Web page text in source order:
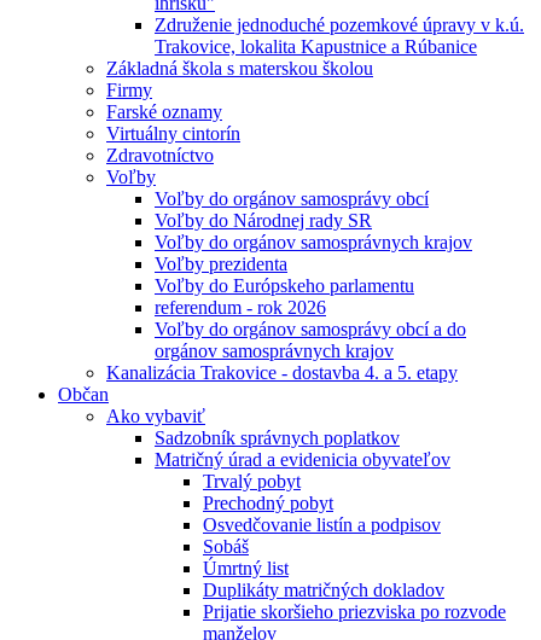
Združenie jednoduché pozemkové úpravy v k.ú.
Trakovice, lokalita Kapustnice a Rúbanice
Základná škola s materskou školou
Firmy
Farské oznamy
Virtuálny cintorín
Zdravotníctvo
Voľby
Voľby do orgánov samosprávy obcí
Voľby do Národnej rady SR
Voľby do orgánov samosprávnych krajov
Voľby prezidenta
Voľby do Európskeho parlamentu
referendum - rok 2026
Voľby do orgánov samosprávy obcí a do
orgánov samosprávnych krajov
Kanalizácia Trakovice - dostavba 4. a 5. etapy
Občan
Ako vybaviť
Sadzobník správnych poplatkov
Matričný úrad a evidenicia obyvateľov
Trvalý pobyt
Prechodný pobyt
Osvedčovanie listín a podpisov
Sobáš
Úmrtný list
Duplikáty matričných dokladov
Prijatie skoršieho priezviska po rozvode
manželov